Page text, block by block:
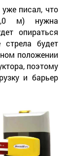
писал, что
м) нужна
опираться
будет
положении
поэтому
и барьер